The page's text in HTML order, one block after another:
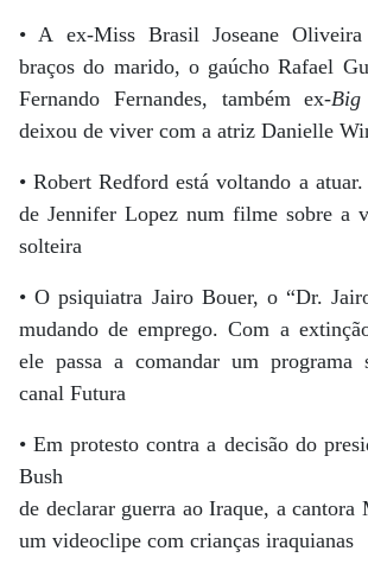
• A ex-Miss Brasil Joseane
braços do marido, o gaúcho Rafael
Fernando Fernandes, também ex-
deixou de viver com a atriz Danielle
• Robert Redford está voltando a
de Jennifer Lopez num filme sobre a
solteira
• O psiquiatra Jairo Bouer, o “Dr.
mudando de emprego. Com a
ele passa a comandar um programa
canal Futura
• Em protesto contra a decisão do
Bush
de declarar guerra ao Iraque, a cantora
um videoclipe com crianças iraquianas